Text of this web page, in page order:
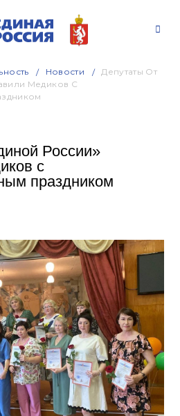
Новости
Депутаты От
Медиков С
России»
с
праздником